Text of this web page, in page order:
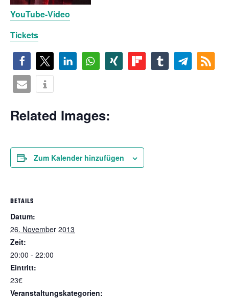
YouTube-Video
Tickets
Related Images:
Zum Kalender hinzufügen
DETAILS
Datum:
26. November 2013
Zeit:
20:00 - 22:00
Eintritt:
23€
Veranstaltungskategorien: